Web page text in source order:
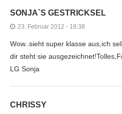
SONJA`S GESTRICKSEL
23. Februar 2012 - 18:38
Wow..sieht super klasse aus,ich
dir steht sie
LG Sonja
CHRISSY